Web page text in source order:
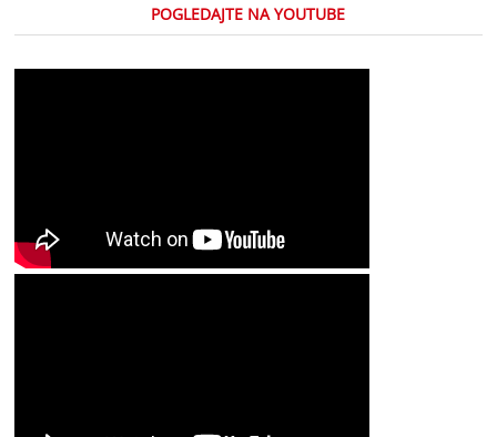
POGLEDAJTE NA YOUTUBE